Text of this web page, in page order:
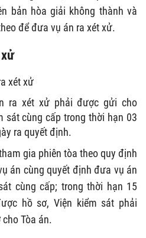
bản hòa giải không thành và
để đưa vụ án ra xét xử.
xét xử
ra xét xử phải được gửi cho
sát cùng cấp trong thời hạn 03
ra quyết định.
gia phiên tòa theo quy định
án cùng quyết định đưa vụ án
cùng cấp; trong thời hạn 15
hồ sơ, Viện kiểm sát phải
Tòa án.